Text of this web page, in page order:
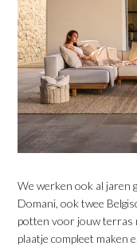
We werken ook al jaren
Domani, ook twee
potten voor jouw terras
plaatje compleet maken